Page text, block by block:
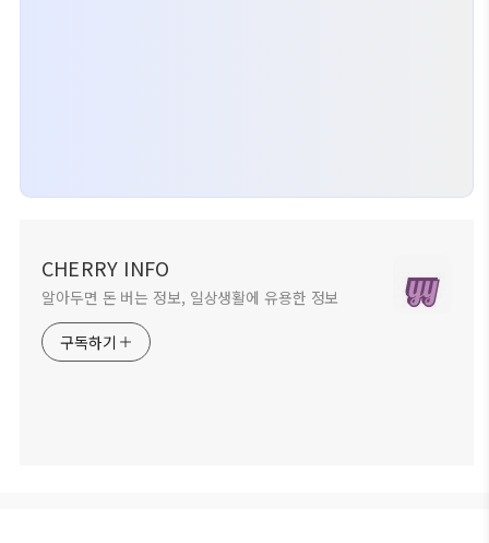
CHERRY INFO
알아두면 돈 버는 정보, 일상생활에 유용한 정보
구독하기